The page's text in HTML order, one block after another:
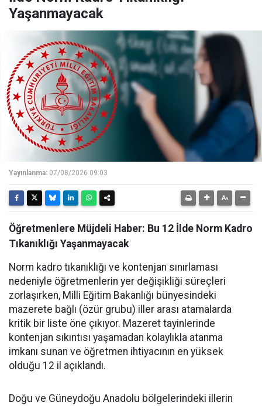
Yaşanmayacak
Yayınlanma: 07/08/2026 09:03
Öğretmenlere Müjdeli Haber: Bu 12 İlde Norm Kadro
Tıkanıklığı Yaşanmayacak
Norm kadro tıkanıklığı ve kontenjan sınırlaması
nedeniyle öğretmenlerin yer değişikliği süreçleri
zorlaşırken, Milli Eğitim Bakanlığı bünyesindeki
mazerete bağlı (özür grubu) iller arası atamalarda
kritik bir liste öne çıkıyor. Mazeret tayinlerinde
kontenjan sıkıntısı yaşamadan kolaylıkla atanma
imkanı sunan ve öğretmen ihtiyacının en yüksek
olduğu 12 il açıklandı.
Doğu ve Güneydoğu Anadolu bölgelerindeki illerin